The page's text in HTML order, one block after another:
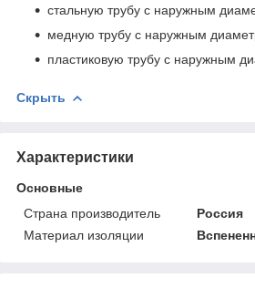
стальную трубу с наружным
медную трубу с наружным
пластиковую трубу с наружным
Скрыть
Характеристики
Основные
Страна производитель
Россия
Материал изоляции